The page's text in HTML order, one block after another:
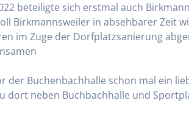
beteiligte sich erstmal auch
Birkmannsweiler in absehbarer Zeit
im Zuge der Dorfplatzsanierung
der Buchenbachhalle schon mal ein
dort neben Buchbachhalle und